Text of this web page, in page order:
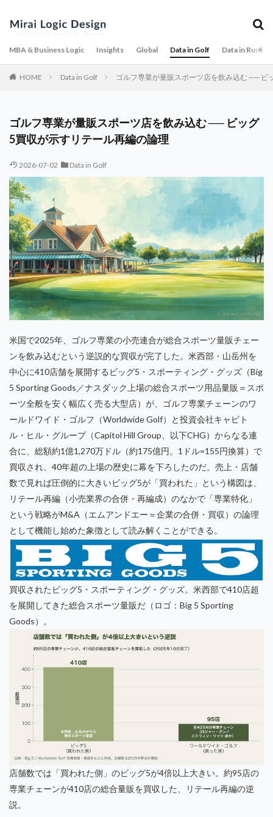
MBA & Business Logic Insights Global Data in Golf Data in
HOME Data in Golf ゴルフ専業が量販スポーツ店を飲み込む ── ビ
ゴルフ専業が量販スポーツ店を飲み込む ── ビッグ
5買収が示すリテール再編の論理
2026-07-02 Data in Golf
米国で2025年、ゴルフ専業の小売連合が総合スポーツ量販チェー
ンを飲み込むという逆説的な買収が完了した。米西部・山岳州を
中心に410店舗を展開するビッグ5・スポーティング・グッズ（Big
5 Sporting Goods／ナスダック上場の総合スポーツ用品量販＝スポ
ーツ全般を安く幅広く売る大型店）が、ゴルフ専業チェーンのワ
ールドワイド・ゴルフ（Worldwide Golf）と投資会社キャピト
ル・ヒル・グループ（Capitol Hill Group、以下CHG）からなる連
合に、総額約1億1,270万ドル（約175億円。1ドル=155円換算）で
買収され、40年超の上場の歴史に幕を下ろしたのだ。売上・店舗
数で見れば圧倒的に大きいビッグ5が「買われた」という構図は、
リテール再編（小売業界の合併・再編成）のなかで「専業特化」
という戦略がM&A（エムアンドエー＝企業の合併・買収）の論理
として機能し始めた象徴として読み解くことができる。
買収されたビッグ5・スポーティング・グッズ。米西部で410店超
を展開してきた総合スポーツ量販だ（ロゴ：Big 5 Sporting
Goods）。
店舗数では「買われた側」のビッグ5が4倍以上大きい。約95店の
専業チェーンが410店の総合量販を買収した、リテール再編の逆
説。